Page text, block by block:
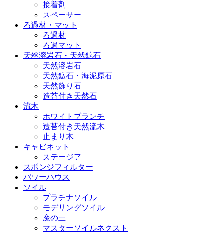
接着剤
スペーサー
ろ過材・マット
ろ過材
ろ過マット
天然溶岩石・天然鉱石
天然溶岩石
天然鉱石・海泥原石
天然飾り石
造苔付き天然石
流木
ホワイトブランチ
造苔付き天然流木
止まり木
キャビネット
ステージア
スポンジフィルター
パワーハウス
ソイル
プラチナソイル
モデリングソイル
魔の土
マスターソイルネクスト